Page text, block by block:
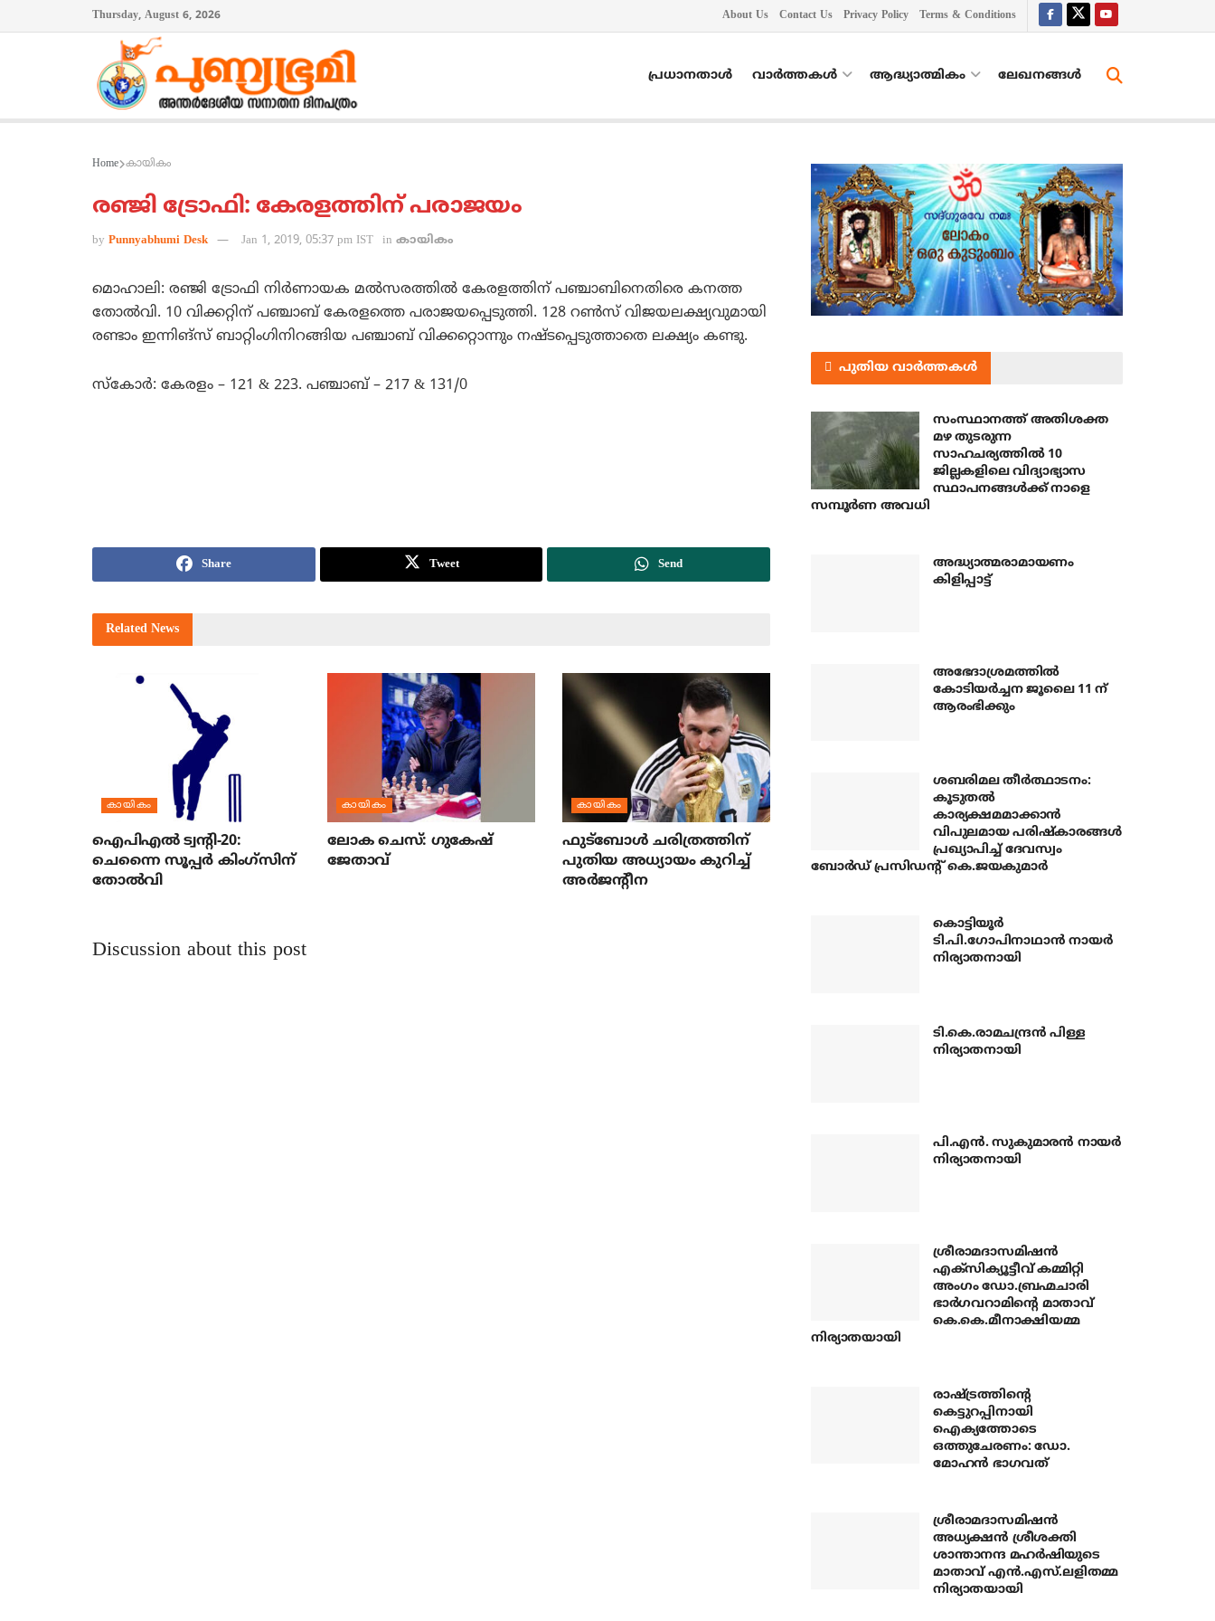
Thursday, August 6, 2026 About Us Contact Us Privacy Policy Terms & Conditions
പ്രധാനതാൾ വാർത്തകൾ ആദ്ധ്യാത്മികം ലേഖനങ്ങള്‍
Home കായികം
രഞ്ജി ട്രോഫി: കേരളത്തിന് പരാജയം
by Punnyabhumi Desk Jan 1, 2019, 05:37 pm IST in കായികം
മൊഹാലി: രഞ്ജി ട്രോഫി നിര്‍ണായക മല്‍സരത്തില്‍ കേരളത്തിന് പഞ്ചാബിനെതിരെ കനത്ത
തോല്‍വി. 10 വിക്കറ്റിന് പഞ്ചാബ് കേരളത്തെ പരാജയപ്പെടുത്തി. 128 റണ്‍സ് വിജയലക്ഷ്യവുമായി
രണ്ടാം ഇന്നിങ്‌സ് ബാറ്റിംഗിനിറങ്ങിയ പഞ്ചാബ് വിക്കറ്റൊന്നും നഷ്ടപ്പെടുത്താതെ ലക്ഷ്യം കണ്ടു.
സ്‌കോര്‍: കേരളം – 121 & 223. പഞ്ചാബ് – 217 & 131/0
Share Tweet Send
Related News
കായികം
ഐപിഎല്‍ ട്വന്റി-20:
ചെന്നൈ സൂപ്പര്‍ കിംഗ്‌സിന്
തോല്‍വി
കായികം
ലോക ചെസ്: ഗുകേഷ്
ജേതാവ്
കായികം
ഫുട്‌ബോള്‍ ചരിത്രത്തിന്
പുതിയ അധ്യായം കുറിച്ച്
അര്‍ജന്റീന
Discussion about this post
പുതിയ വാർത്തകൾ
സംസ്ഥാനത്ത് അതിശക്ത
മഴ തുടരുന്ന
സാഹചര്യത്തിൽ 10
ജില്ലകളിലെ വിദ്യാഭ്യാസ
സ്ഥാപനങ്ങൾക്ക് നാളെ
സമ്പൂർണ അവധി
അദ്ധ്യാത്മരാമായണം
കിളിപ്പാട്ട്
അഭേദാശ്രമത്തില്‍
കോടിയര്‍ച്ചന ജൂലൈ 11 ന്
ആരംഭിക്കും
ശബരിമല തീര്‍ത്ഥാടനം:
കൂടുതല്‍
കാര്യക്ഷമമാക്കാന്‍
വിപുലമായ പരിഷ്‌കാരങ്ങള്‍
പ്രഖ്യാപിച്ച് ദേവസ്വം
ബോര്‍ഡ് പ്രസിഡന്റ് കെ.ജയകുമാര്‍
കൊട്ടിയൂര്‍
ടി.പി.ഗോപിനാഥാന്‍ നായര്‍
നിര്യാതനായി
ടി.കെ.രാമചന്ദ്രന്‍ പിള്ള
നിര്യാതനായി
പി.എന്‍. സുകുമാരന്‍ നായര്‍
നിര്യാതനായി
ശ്രീരാമദാസമിഷന്‍
എക്‌സിക്യൂട്ടീവ് കമ്മിറ്റി
അംഗം ഡോ.ബ്രഹ്മചാരി
ഭാര്‍ഗവറാമിന്റെ മാതാവ്
കെ.കെ.മീനാക്ഷിയമ്മ
നിര്യാതയായി
രാഷ്ട്രത്തിന്റെ
കെട്ടുറപ്പിനായി
ഐക്യത്തോടെ
ഒത്തുചേരണം: ഡോ.
മോഹന്‍ ഭാഗവത്
ശ്രീരാമദാസമിഷന്‍
അധ്യക്ഷന്‍ ശ്രീശക്തി
ശാന്താനന്ദ മഹര്‍ഷിയുടെ
മാതാവ് എന്‍.എസ്.ലളിതമ്മ
നിര്യാതയായി